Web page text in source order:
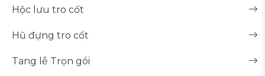
Hộc lưu tro cốt
Hũ đựng tro cốt
Tang lễ Trọn gói